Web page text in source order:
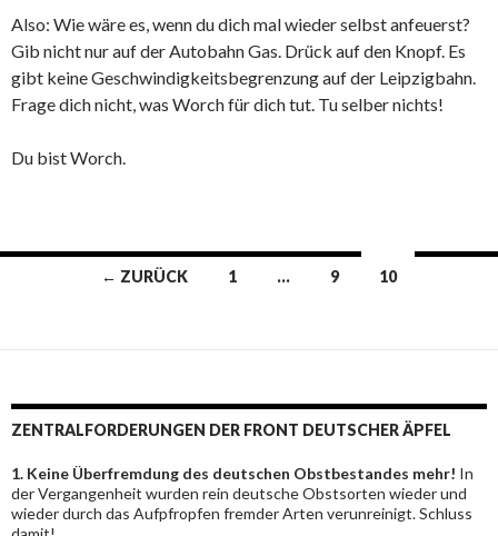
Also: Wie wäre es, wenn du dich mal wieder selbst anfeuerst?
Gib nicht nur auf der Autobahn Gas. Drück auf den Knopf. Es
gibt keine Geschwindigkeitsbegrenzung auf der Leipzigbahn.
Frage dich nicht, was Worch für dich tut. Tu selber nichts!
Du bist Worch.
Beitrags-← ZURÜCK 1 … 9 10
ZENTRALFORDERUNGEN DER FRONT DEUTSCHER ÄPFEL
1. Keine Überfremdung des deutschen Obstbestandes mehr! In
der Vergangenheit wurden rein deutsche Obstsorten wieder und
wieder durch das Aufpfropfen fremder Arten verunreinigt. Schluss